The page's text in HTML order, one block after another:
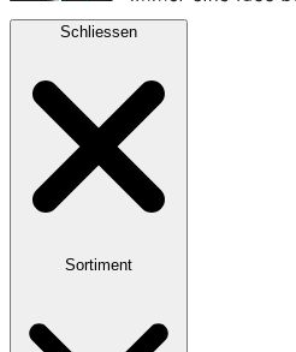
Schliessen
Sortiment